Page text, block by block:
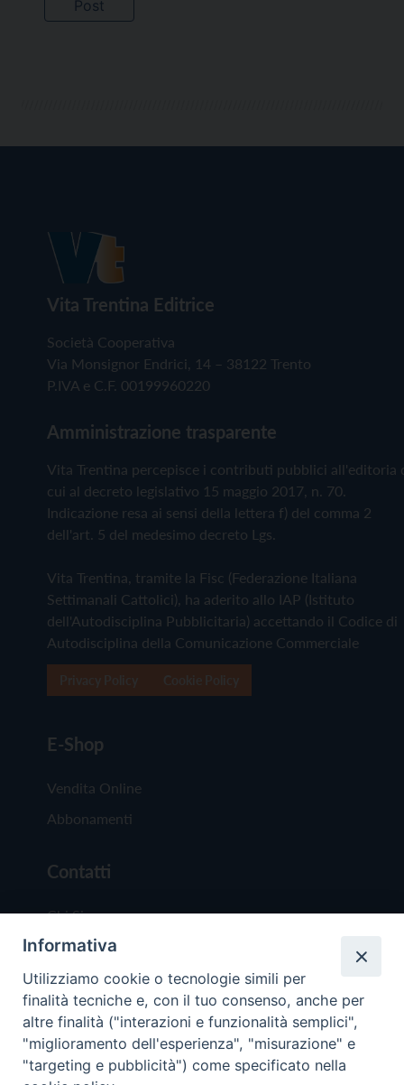
Vita Trentina Editrice
Società Cooperativa
Via Monsignor Endrici, 14 – 38122 Trento
P.IVA e C.F. 00199960220
Amministrazione trasparente
Vita Trentina percepisce i contributi pubblici all'editoria
cui al decreto legislativo 15 maggio 2017, n. 70.
Indicazione resa ai sensi della lettera f) del comma 2
dell'art. 5 del medesimo decreto Lgs.
Vita Trentina, tramite la Fisc (Federazione Italiana
Settimanali Cattolici), ha aderito allo IAP (Istituto
dell'Autodisciplina Pubblicitaria) accettando il Codice di
Autodisciplina della Comunicazione Commerciale
E-Shop
Vendita Online
Abbonamenti
Contatti
Chi Siamo
Redazione
Scrivici
Informativa
Utilizziamo cookie o tecnologie simili per
finalità tecniche e, con il tuo consenso, anche per
altre finalità ("interazioni e funzionalità semplici",
"miglioramento dell'esperienza", "misurazione" e
"targeting e pubblicità") come specificato nella